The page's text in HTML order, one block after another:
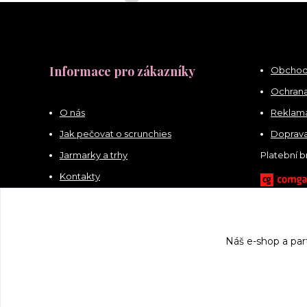
Informace pro zákazníky
O nás
Jak pečovat o scrunchies
Jarmarky a trhy
Kontakty
Platební
Náš e-shop a